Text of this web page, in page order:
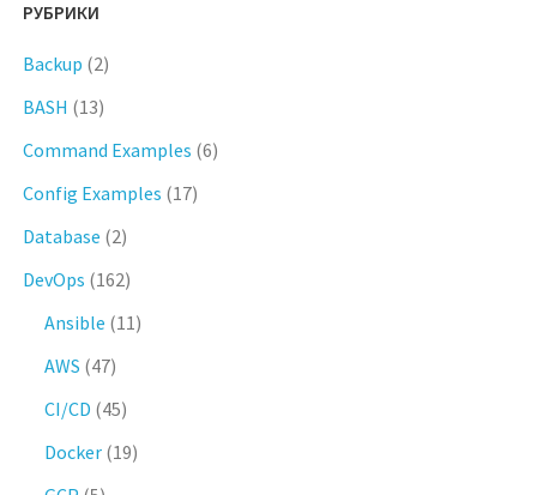
РУБРИКИ
Backup (2)
BASH (13)
Command Examples (6)
Config Examples (17)
Database (2)
DevOps (162)
Ansible (11)
AWS (47)
CI/CD (45)
Docker (19)